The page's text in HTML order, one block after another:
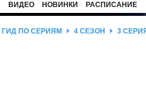
ВИДЕО НОВИНКИ РАСПИСАНИЕ
ГИД ПО СЕРИЯМ 4 СЕЗОН 3